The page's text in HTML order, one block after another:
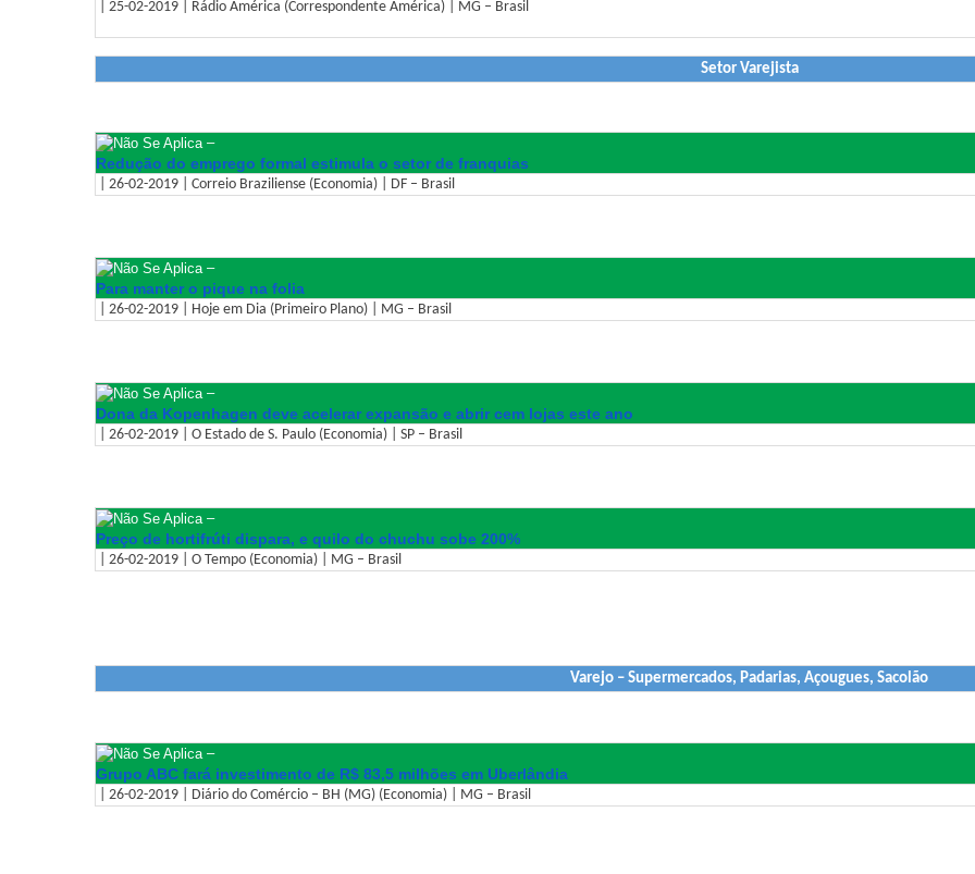
| 25-02-2019 | Rádio América (Correspondente América) | MG – Brasil
Setor Varejista
–
Redução do emprego formal estimula o setor de franquias
| 26-02-2019 | Correio Braziliense (Economia) | DF – Brasil
–
Para manter o pique na folia
| 26-02-2019 | Hoje em Dia (Primeiro Plano) | MG – Brasil
–
Dona da Kopenhagen deve acelerar expansão e abrir cem lojas este ano
| 26-02-2019 | O Estado de S. Paulo (Economia) | SP – Brasil
–
Preço de hortifrúti dispara, e quilo do chuchu sobe 200%
| 26-02-2019 | O Tempo (Economia) | MG – Brasil
Varejo – Supermercados, Padarias, Açougues, Sacolão
–
Grupo ABC fará investimento de R$ 83,5 milhões em Uberlândia
| 26-02-2019 | Diário do Comércio – BH (MG) (Economia) | MG – Brasil